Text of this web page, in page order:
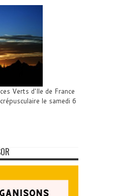
Verts d'Ile de France
le samedi 6